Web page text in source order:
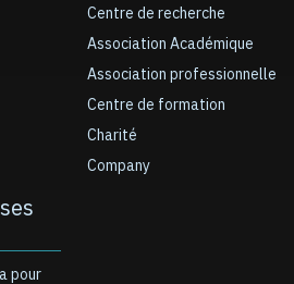
pour
Centre de recherche
Association Académique
Association professionnelle
Centre de formation
Charité
Company